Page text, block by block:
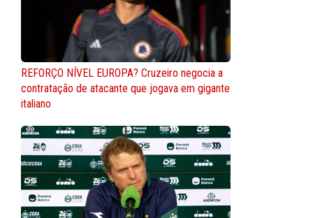
REFORÇO NÍVEL EUROPA? Cruzeiro negocia a
contratação de atacante que jogava em gigante
italiano